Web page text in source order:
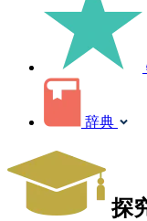
辞典
探